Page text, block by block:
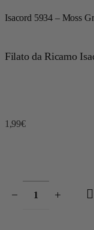
Isacord 5934 – Moss
Filato da Ricamo
1,99€